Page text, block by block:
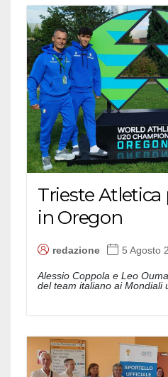
Trieste
in Oregon
redazione 5 Agosto
Alessio Coppola e Leo
del team italiano ai Mondiali